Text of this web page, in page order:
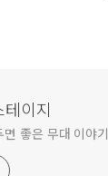
이지
좋은 무대 이야기